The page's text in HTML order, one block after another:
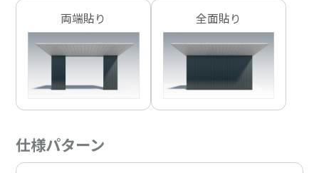
両端貼り 全面貼り
仕様パターン